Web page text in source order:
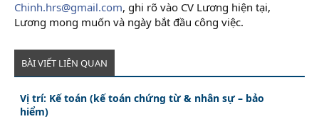
Chinh.hrs@gmail.com, ghi rõ vào CV Lương hiện tại,
Lương mong muốn và ngày bắt đầu công việc.
BÀI VIẾT LIÊN QUAN
Vị trí: Kế toán (kế toán chứng từ & nhân sự – bảo
hiểm)